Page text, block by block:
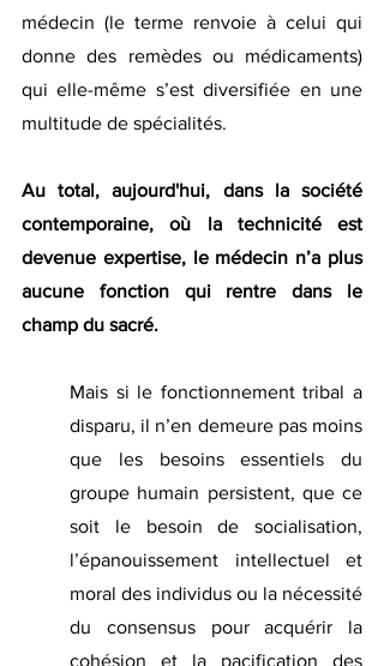
médecin (le terme renvoie à celui qui
donne des remèdes ou médicaments)
qui elle-même s’est diversifiée en une
multitude de spécialités.
Au total, aujourd'hui, dans la société
contemporaine, où la technicité est
devenue expertise, le médecin n’a plus
aucune fonction qui rentre dans le
champ du sacré.
Mais si le fonctionnement tribal a
disparu, il n’en demeure pas moins
que les besoins essentiels du
groupe humain persistent, que ce
soit le besoin de socialisation,
l’épanouissement intellectuel et
moral des individus ou la nécessité
du consensus pour acquérir la
cohésion et la pacification des